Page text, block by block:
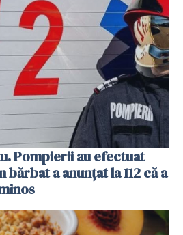
Pompierii au efectuat
a anunțat la 112 că a